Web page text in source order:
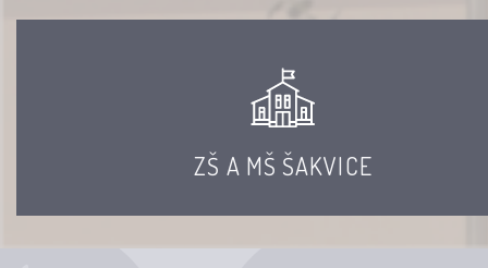
ZŠ A MŠ ŠAKVICE